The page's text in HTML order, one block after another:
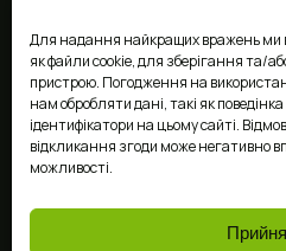
Для надання найкращих вражень ми
як файли cookie, для зберігання та/
пристрою. Погодження на
нам обробляти дані, такі як
ідентифікатори на цьому сайті.
відкликання згоди може негативно
можливості.
info@pro-energy.com.ua
Язык сайта
English